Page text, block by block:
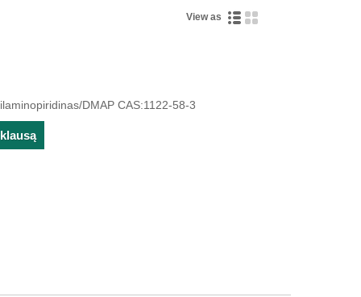
View as
DMAP CAS:1122-58-3